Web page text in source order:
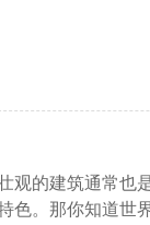
观的建筑通常也
色。那你知道世